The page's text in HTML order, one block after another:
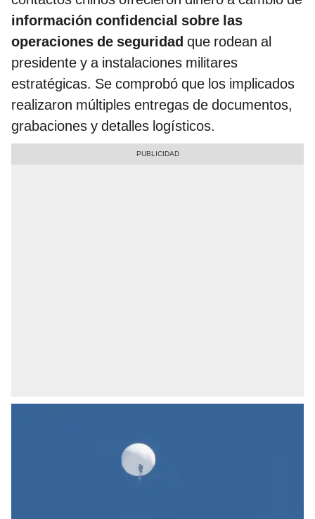
información confidencial sobre las
operaciones de seguridad que rodean al
presidente y a instalaciones militares
estratégicas. Se comprobó que los implicados
realizaron múltiples entregas de documentos,
grabaciones y detalles logísticos.